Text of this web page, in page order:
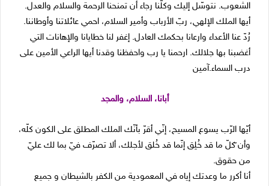
الشعوب. نتوسّل إليك وكلّنا رجاء أن تمنحنا الرحمة والسلام والعدل.
أيها الملك الإلهي، ربّ الأرباب وأمير السلام، احمي عائلاتنا وأوطاننا.
رُدّ عنا الأعداء وارعانا بحكمك العادل. إغفر لنا خطايانا والإهانات التي
أغضبنا بها جلالك. ارحمنا يا رب واحفظنا وقدنا أيها الراعي الأمين على
درب السماء.آمين
أبانا، السلام، والمجد
أيّها الرّب يسوع المسيح، إنّي أقرّ بأنّك الملك المطلق على الكون كلّه،
وأن ّكلّ ما قد خُلِق إنّما قد خُلق لأجلك، ألا تصرّف فيّ بما لك عليّ
من حقوق.
أنا أكرر ما وعدتك إياه في المعمودية من الكفر بالشيطان و جميع